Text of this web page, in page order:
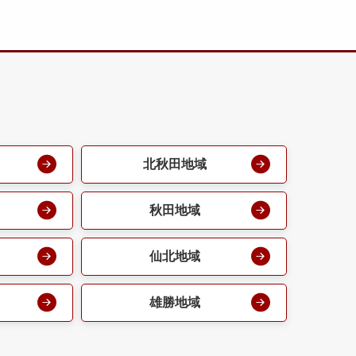
北秋田地域
秋田地域
仙北地域
雄勝地域